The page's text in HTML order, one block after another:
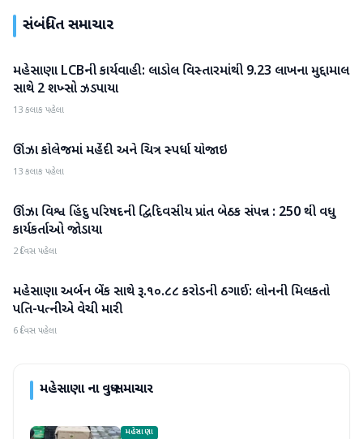
સંબંધિત સમાચાર
મહેસાણા
મહેસાણા LCBની કાર્યવાહી: લાડોલ વિસ્તારમાંથી 9.23 લાખના મુદ્દામાલ
સાથે 2 શખ્સો ઝડપાયા
13 કલાક પહેલા
મહેસાણા
ઊંઝા કોલેજમાં મહેંદી અને ચિત્ર સ્પર્ધા યોજાઇ
13 કલાક પહેલા
મહેસાણા
ઊંઝા વિશ્વ હિંદુ પરિષદની દ્વિદિવસીય પ્રાંત બેઠક સંપન્ન : 250 થી વધુ
કાર્યકર્તાઓ જોડાયા
2 દિવસ પહેલા
મહેસાણા
મહેસાણા અર્બન બેંક સાથે રૂ.૧૦.૮૮ કરોડની ઠગાઈ: લોનની મિલકતો
પતિ-પત્નીએ વેચી મારી
6 દિવસ પહેલા
મહેસાણાના વધુ સમાચાર
મહેસાણા